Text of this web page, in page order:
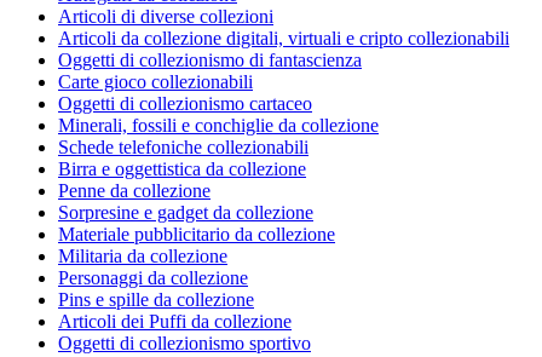
Articoli di diverse collezioni
Articoli da collezione digitali, virtuali e cripto collezionabili
Oggetti di collezionismo di fantascienza
Carte gioco collezionabili
Oggetti di collezionismo cartaceo
Minerali, fossili e conchiglie da collezione
Schede telefoniche collezionabili
Birra e oggettistica da collezione
Penne da collezione
Sorpresine e gadget da collezione
Materiale pubblicitario da collezione
Militaria da collezione
Personaggi da collezione
Pins e spille da collezione
Articoli dei Puffi da collezione
Oggetti di collezionismo sportivo